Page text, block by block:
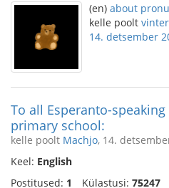
(en) about
kelle poolt
14. detsember
To all Esperanto-
primary school:
kelle poolt Machjo, 14.
Keel: English
Postitused: 1 Külastusi: 75247